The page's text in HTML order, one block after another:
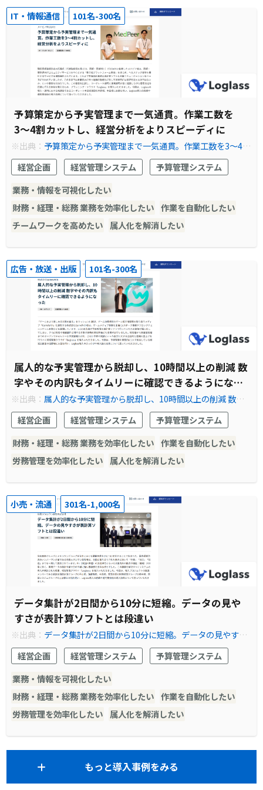
IT・情報通信 101名-300名
予算策定から予実管理まで一気通貫。作業工数を
3〜4割カットし、経営分析をよりスピーディに
※出典： 予算策定から予実管理まで一気通貫。作業工数を3〜4割
カットし、経営分析をよりスピーディに｜Loglass｜次世代の経
営管理クラウド
経営企画 経営管理システム
予算管理システム
業務・情報を可視化したい
財務・経理・総務 業務を効率化したい 作業を自動化したい
チームワークを高めたい
属人化を解消したい
広告・放送・出版 101名-300名
属人的な予実管理から脱却し、10時間以上の削減 数
字やその内訳もタイムリーに確認できるようになっ
た
※出典：属人的な予実管理から脱却し、10時間以上の削減 数字
やその内訳もタイムリーに確認できるようになった｜Loglass｜
次世代の経営管理クラウド
経営企画 経営管理システム
予算管理システム
財務・経理・総務 業務を効率化したい 作業を自動化したい
労務管理を効率化したい 属人化を解消したい
小売・流通 301名-1,000名
データ集計が2日間から10分に短縮。データの見や
すさが表計算ソフトとは段違い
※出典： データ集計が2日間から10分に短縮。データの見やすさ
が表計算ソフトとは段違い｜Loglass｜次世代の経営管理クラウ
ド経営企画 経営管理システム
予算管理システム
業務・情報を可視化したい
財務・経理・総務 業務を効率化したい 作業を自動化したい
労務管理を効率化したい
属人化を解消したい
もっと導入事例をみる